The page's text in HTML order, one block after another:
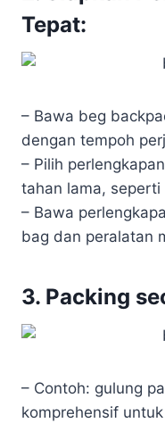
Tepat:
– Bawa beg
dengan tempoh
– Pilih
tahan lama, seperti
– Bawa
bag dan peralatan
3. Packing
– Contoh: gulung
komprehensif